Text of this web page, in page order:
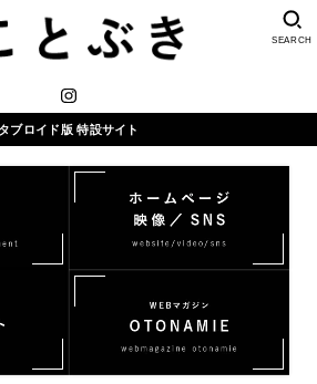
SEARCH
タブロイド版 特設サイト